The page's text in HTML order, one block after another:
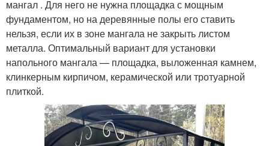
мангал . Для него не нужна площадка с мощным
фундаментом, но на деревянные полы его ставить
нельзя, если их в зоне мангала не закрыть листом
металла. Оптимальный вариант для установки
напольного мангала — площадка, выложенная камнем,
клинкерным кирпичом, керамической или тротуарной
плиткой.